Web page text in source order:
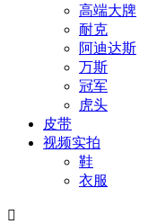
高端大牌
耐克
阿迪达斯
万斯
冠军
虎头
皮带
视频实拍
鞋
衣服
